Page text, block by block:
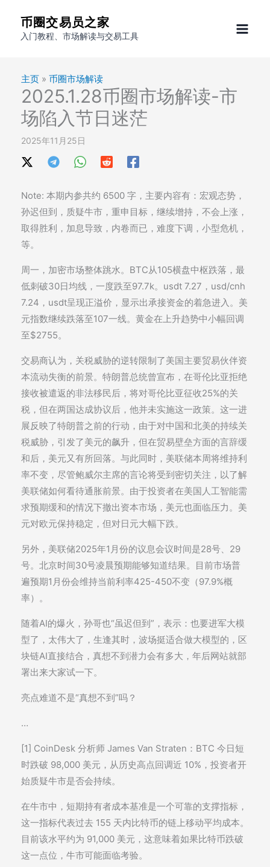
币圈交易员之家
入门教程、市场解读与交易工具
主页 » 币圈市场解读
2025.1.28币圈市场解读-市
场陷入节日迷茫
2025年11月25日
Note: 本期内参共约 6500 字，主要内容有：宏观态势，
孙迟但到，质疑牛市，重申目标，继续增持，不会上涨，
取得胜利，加息导致，内卷而已，难度下调，小型危机，
等。
周一，加密市场整体跳水。BTC从105横盘中枢跌落，最
低刺破30日均线，一度跌至97.7k。usdt 7.27，usd/cnh
7.24，usdt呈现正溢价，显示出承接资金的着急进入。美
元指数继续跌落至107一线。黄金在上升趋势中小幅回调
至$2755。
交易商认为，关税威胁的逆转限制了美国主要贸易伙伴资
本流动失衡的前景。特朗普总统曾宣布，在哥伦比亚拒绝
接收被遣返的非法移民后，将对哥伦比亚征收25%的关
税，但在两国达成协议后，他并未实施这一政策。这一进
展反映了特朗普之前的行动，由于对中国和北美的持续关
税威胁，引发了美元的飙升，但在贸易壁垒方面的言辞缓
和后，美元又有所回落。与此同时，美联储本周将维持利
率不变，尽管鲍威尔主席的言论将受到密切关注，以了解
美联储如何看待通胀前景。由于投资者在美国人工智能需
求预期缓和的情况下撤出资本市场，美元也面临压力。美
元对欧元保持稳定，但对日元大幅下跌。
另外，美联储2025年1月份的议息会议时间是28号、29
号。北京时间30号凌晨预期能够知道结果。目前市场普
遍预期1月份会维持当前利率425-450不变（97.9%概
率）。
随着AI的爆火，孙哥也“虽迟但到”，表示：也要进军大模
型了，太伟大了，生逢其时，波场挺适合做大模型的，区
块链AI直接结合，真想不到潜力会有多大，年后网站就部
署出来大家试一下。
亮点难道不是“真想不到”吗？
…
[1] CoinDesk 分析师 James Van Straten：BTC 今日短
时跌破 98,000 美元，从历史高点回调近 10%，投资者开
始质疑牛市是否会持续。
在牛市中，短期持有者成本基准是一个可靠的支撑指标，
这一指标代表过去 155 天内比特币的链上移动平均成本。
目前该水平约为 91,000 美元，这意味着如果比特币跌破
这一点位，牛市可能面临考验。